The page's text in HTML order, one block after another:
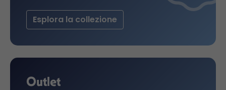
Esplora la collezione
Outlet